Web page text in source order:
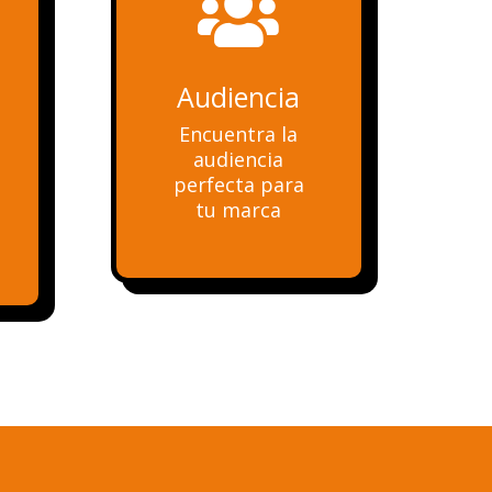

Audiencia
Encuentra la
audiencia
perfecta para
tu marca